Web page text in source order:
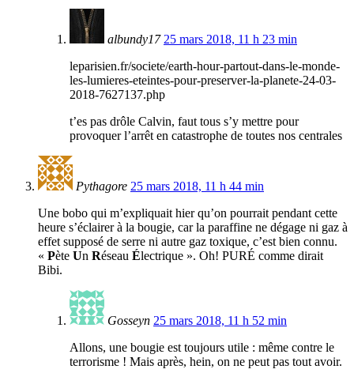
albundy17 25 mars 2018, 11 h 23 min
leparisien.fr/societe/earth-hour-partout-dans-le-monde-
les-lumieres-eteintes-pour-preserver-la-planete-24-03-
2018-7627137.php
t’es pas drôle Calvin, faut tous s’y mettre pour
provoquer l’arrêt en catastrophe de toutes nos centrales
Pythagore 25 mars 2018, 11 h 44 min
Une bobo qui m’expliquait hier qu’on pourrait pendant cette
heure s’éclairer à la bougie, car la paraffine ne dégage ni gaz à
effet supposé de serre ni autre gaz toxique, c’est bien connu.
« Pète Un Réseau Électrique ». Oh! PURÉ comme dirait
Bibi.
Gosseyn 25 mars 2018, 11 h 52 min
Allons, une bougie est toujours utile : même contre le
terrorisme ! Mais après, hein, on ne peut pas tout avoir.